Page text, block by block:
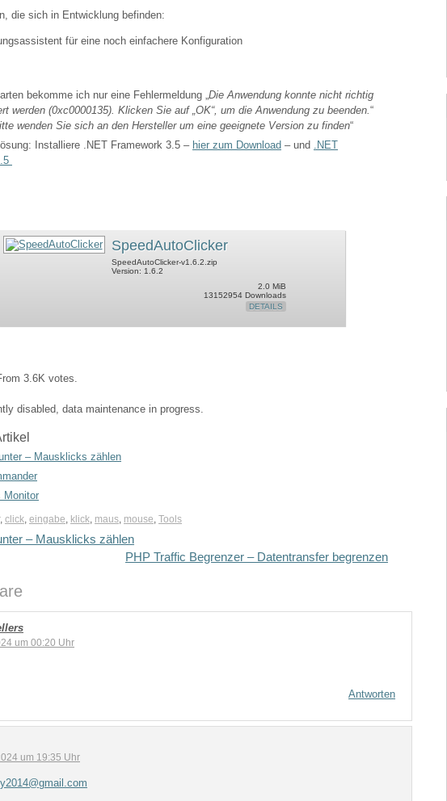
die sich in Entwicklung befinden:
für eine noch einfachere Konfiguration
bekomme ich nur eine Fehlermeldung „ Die Anwendung konnte nicht richtig
werden (0xc0000135). Klicken Sie auf „OK“, um die Anwendung zu beenden. “
wenden Sie sich an den Hersteller um eine geeignete Version zu finden“
Lösung: Installiere .NET Framework 3.5 – hier zum Download – und
.NET
SpeedAutoClicker
SpeedAutoClicker-v1.6.2.zip
Version: 1.6.2
2.0 MiB
13152954 Downloads
DETAILS
3.6K votes.
disabled, data maintenance in progress.
– Mausklicks zählen
Monitor
, click, eingabe, klick, maus, mouse, Tools
– Mausklicks zählen
PHP Traffic Begrenzer – Datentransfer begrenzen
um 00:20 Uhr
Antworten
um 19:35 Uhr